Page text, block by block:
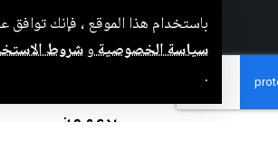
باستخدام هذا الموقع ، فإنك توافق على
سياسة الخصوصيةوشروط الاستخدام
بدعم من